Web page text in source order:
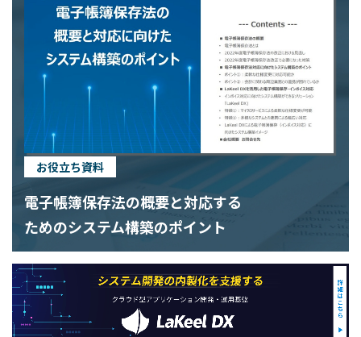
お役立ち資料
電子帳簿保存法の概要と対応する
ためのシステム構築のポイント